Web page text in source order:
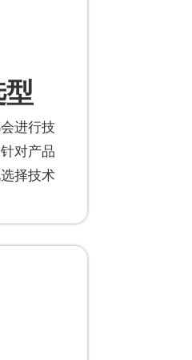
进行技
对产品
择技术